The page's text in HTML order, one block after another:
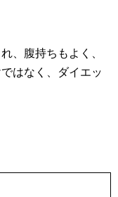
、腹持ちもよく、
はなく、ダイエッ